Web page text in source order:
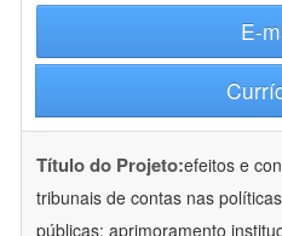
E-
Título do Projeto:efeitos e
tribunais de contas nas
públicas: aprimoramento